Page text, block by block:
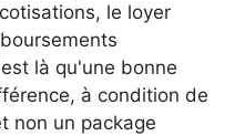
le loyer
là qu'une bonne
à condition de
non un package